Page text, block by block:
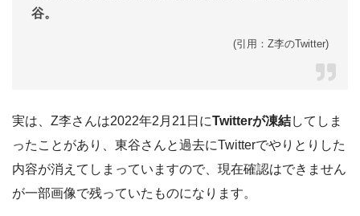
谷。
(引用：Z李のTwitter)
実は、Z李さんは2022年2月21日にTwitterが凍結してしま
ったことがあり、東谷さんと過去にTwitterでやりとりした
内容が消えてしまっていますので、現在確認はできません
が一部画像で残っていたものになります。